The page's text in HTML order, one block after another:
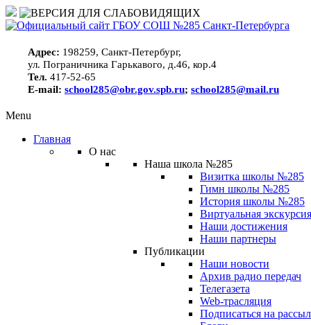
Адрес: 198259, Санкт-Петербург,
ул. Пограничника Гарькавого, д.46, кор.4
Тел. 417-52-65
E-mail: school285@obr.gov.spb.ru; school285@mail.ru
Menu
Главная
О нас
Наша школа №285
Визитка школы №285
Гимн школы №285
История школы №285
Виртуальная
Наши достижения
Наши партнеры
Публикации
Наши новости
Архив радио передач
Телегазета
Web-трасляция
Подписаться на